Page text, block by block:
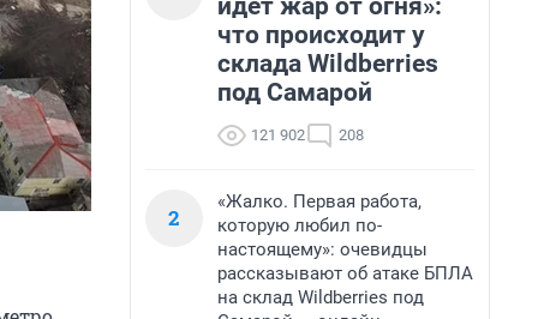
идет жар от огня»:
что происходит у
склада Wildberries
под Самарой
121 902 208
2
«Жалко. Первая работа,
которую любил по-
настоящему»: очевидцы
рассказывают об атаке БПЛА
на склад Wildberries под